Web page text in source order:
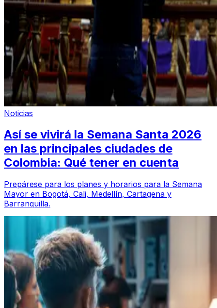
Noticias
Así se vivirá la Semana Santa 2026
en las principales ciudades de
Colombia: Qué tener en cuenta
Prepárese para los planes y horarios para la Semana
Mayor en Bogotá, Cali, Medellín, Cartagena y
Barranquilla.